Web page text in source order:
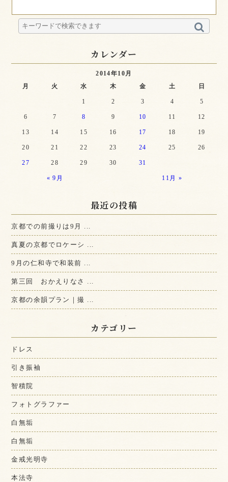
カレンダー
2014年10月
月
火 水 木 金 土 日
« 9月 11月 »
1 2 3 4 5
6 7 8 9 10 11 12
13 14 15 16 17 18 19
20 21 22 23 24 25 26
27 28 29 30 31
最近の投稿
京都での前撮りは9月 ...
真夏の京都でロケーシ ...
9月の仁和寺で和装前 ...
第三回 おかえりなさ ...
京都の余韻プラン｜撮 ...
カテゴリー
ドレス
引き振袖
智積院
フォトグラファー
白無垢
白無垢
金戒光明寺
本法寺